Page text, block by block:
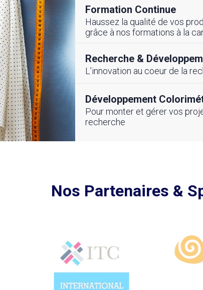
Formation Continue
Haussez la qualité de vos
grâce à nos formations à la
Recherche &
L’innovation au coeur de la
Développement
Pour monter et gérer vos
recherche
2025
de
CETTEX-
la Compétitivité
et Digitale du
Habillement
nos actualités
#ÉVENEMENTS
26 Novembre 2025
pour renforcer
compétitivité
Voir toutes nos
Nos Partenaires &